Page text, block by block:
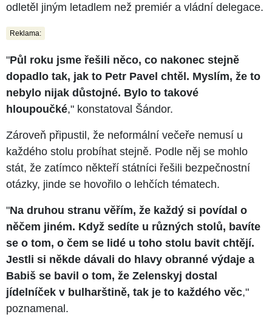
odletěl jiným letadlem než premiér a vládní delegace.
Reklama:
"Půl roku jsme řešili něco, co nakonec stejně
dopadlo tak, jak to Petr Pavel chtěl. Myslím, že to
nebylo nijak důstojné. Bylo to takové
hloupoučké," konstatoval Šándor.
Zároveň připustil, že neformální večeře nemusí u
každého stolu probíhat stejně. Podle něj se mohlo
stát, že zatímco někteří státníci řešili bezpečnostní
otázky, jinde se hovořilo o lehčích tématech.
"Na druhou stranu věřím, že každý si povídal o
něčem jiném. Když sedíte u různých stolů, bavíte
se o tom, o čem se lidé u toho stolu bavit chtějí.
Jestli si někde dávali do hlavy obranné výdaje a
Babiš se bavil o tom, že Zelenskyj dostal
jídelníček v bulharštině, tak je to každého věc,"
poznamenal.